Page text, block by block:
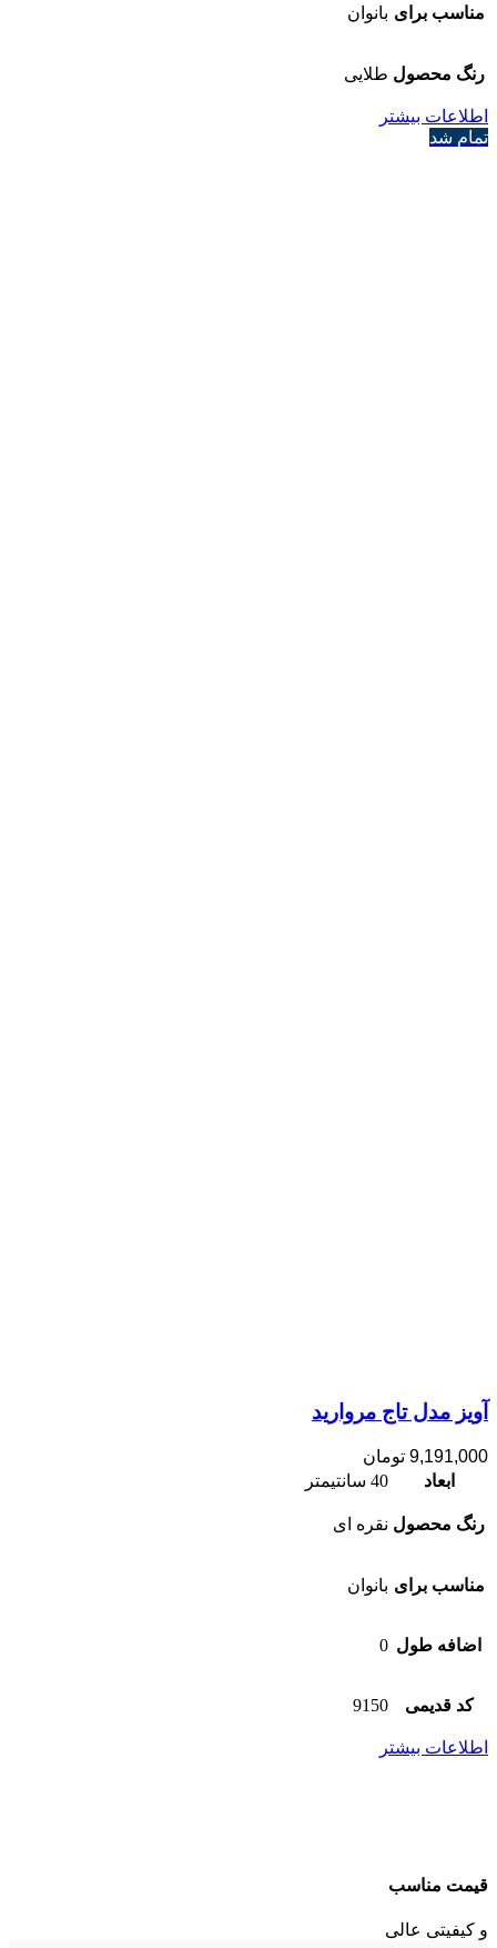
مناسب برای بانوان
رنگ محصول طلایی
اطلاعات بیشتر
تمام شد
آویز مدل تاج مروارید
9,191,000 تومان
ابعاد
40 سانتیمتر
رنگ محصول نقره ای
مناسب برای بانوان
اضافه طول 0
کد قدیمی 9150
اطلاعات بیشتر
قیمت مناسب
و کیفیتی عالی